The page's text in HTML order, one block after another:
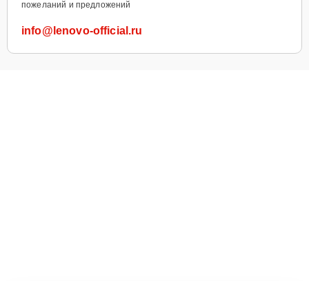
пожеланий и предложений
info@lenovo-official.ru